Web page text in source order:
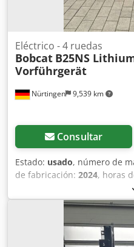
Nürtingen 9,539 km
Eléctrico - 4 ruedas
Bobcat B25NS
Vorführgerät
Consultar
Estado: usado, número de
de fabricación: 2024, horas
2,500 kg
mm, ascensor libre:1,700
de construcción:2,180 mm,
longitud de la horquilla: